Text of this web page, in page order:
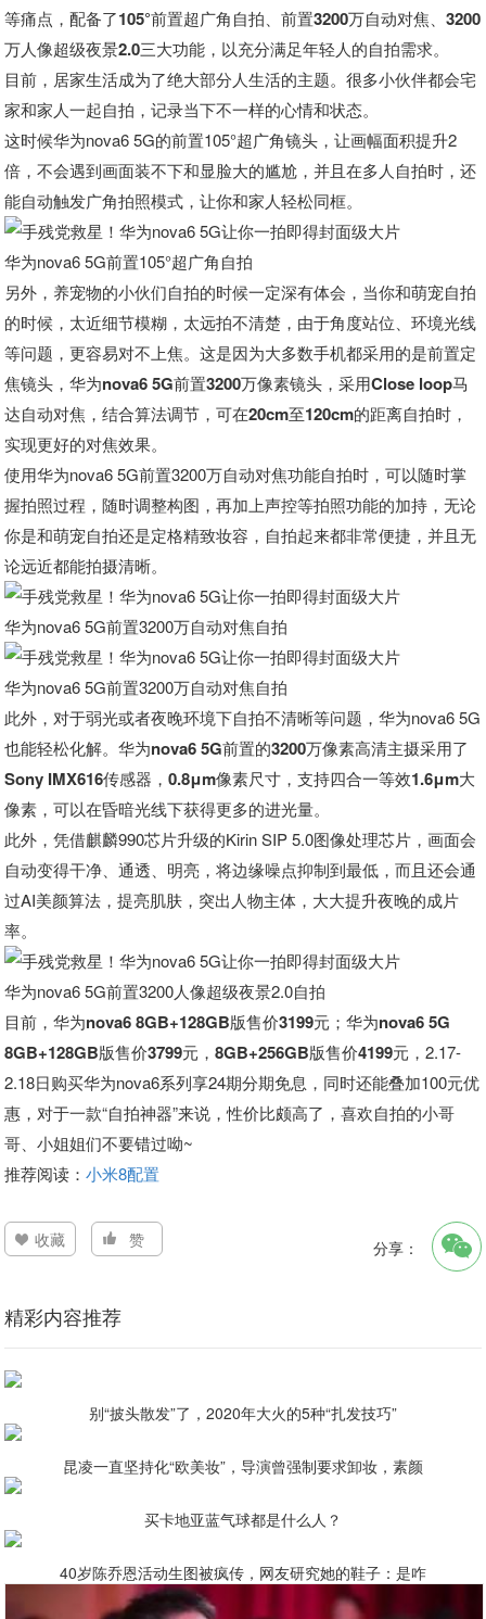
等痛点，配备了105°前置超广角自拍、前置3200万自动对焦、3200
万人像超级夜景2.0三大功能 ，以充分满足年轻人的自拍需求。
目前，居家生活成为了绝大部分人生活的主题。很多小伙伴都会宅
家和家人一起自拍，记录当下不一样的心情和状态。
这时候华为nova6 5G的前置105°超广角镜头，让画幅面积提升2
倍，不会遇到画面装不下和显脸大的尴尬，并且在多人自拍时，还
能自动触发广角拍照模式，让你和家人轻松同框。
华为nova6 5G前置105°超广角自拍
另外，养宠物的小伙们自拍的时候一定深有体会，当你和萌宠自拍
的时候，太近细节模糊，太远拍不清楚，由于角度站位、环境光线
等问题，更容易对不上焦。这是因为大多数手机都采用的是前置定
焦镜头 ，华为nova6 5G前置3200万像素镜头，采用Close loop马
达自动对焦，结合算法调节，可在20cm至120cm的距离自拍时，
实现更好的对焦效果。
使用华为nova6 5G前置3200万自动对焦功能自拍时，可以随时掌
握拍照过程，随时调整构图，再加上声控等拍照功能的加持，无论
你是和萌宠自拍还是定格精致妆容，自拍起来都非常便捷，并且无
论远近都能拍摄清晰。
华为nova6 5G前置3200万自动对焦自拍
华为nova6 5G前置3200万自动对焦自拍
此外，对于弱光或者夜晚环境下自拍不清晰等问题，华为nova6 5G
也能轻松化解。华为nova6 5G前置的3200万像素高清主摄采用了
Sony IMX616传感器，0.8μm像素尺寸，支持四合一等效1.6μm大
像素，可以在昏暗光线下获得更多的进光量。
此外，凭借麒麟990芯片升级的Kirin SIP 5.0图像处理芯片，画面会
自动变得干净、通透、明亮，将边缘噪点抑制到最低，而且还会通
过AI美颜算法，提亮肌肤，突出人物主体，大大提升夜晚的成片
率。
华为nova6 5G前置3200人像超级夜景2.0自拍
目前，华为nova6 8GB+128GB版售价3199元；华为nova6 5G
8GB+128GB版售价3799元，8GB+256GB版售价4199元 ，2.17-
2.18日购买华为nova6系列享24期分期免息，同时还能叠加100元优
惠，对于一款“自拍神器”来说，性价比颇高了，喜欢自拍的小哥
哥、小姐姐们不要错过呦~
推荐阅读：小米8配置
收藏 赞 分享：
精彩内容推荐
别“披头散发”了，2020年大火的5种“扎发技巧”
昆凌一直坚持化“欧美妆”，导演曾强制要求卸妆，素颜
买卡地亚蓝气球都是什么人？
40岁陈乔恩活动生图被疯传，网友研究她的鞋子：是咋